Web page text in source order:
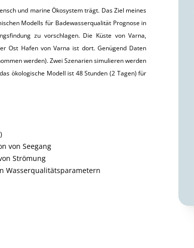
und marine Ökosystem trägt. Das Ziel meines
Modells für Badewasserqualität Prognose in
zu vorschlagen. Die Küste von Varna,
Ost Hafen von Varna ist dort. Genügend Daten
werden). Zwei Szenarien simulieren werden
ökologische Modell ist 48 Stunden (2 Tagen) für
von Seegang
Strömung
Wasserqualitätsparametern